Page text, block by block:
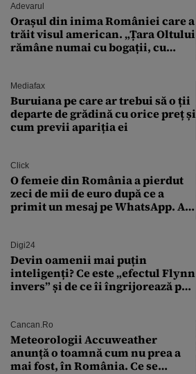
Adevarul
Orașul din inima României care a
trăit visul american. „Țara Oltului
rămâne numai cu bogații, cu
Mediafax
Buruiana pe care ar trebui să o ții
departe de grădină cu orice preț și
cum previi apariția ei
Click
O femeie din România a pierdut
zeci de mii de euro după ce a
primit un mesaj pe WhatsApp. A
Digi24
Devin oamenii mai puțin
inteligenți? Ce este „efectul Flynn
invers” și de ce îi îngrijorează pe
Cancan.ro
Meteorologii Accuweather
anunță o toamnă cum nu prea a
mai fost, în România. Ce se